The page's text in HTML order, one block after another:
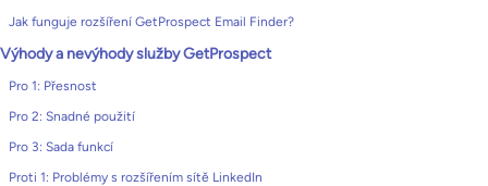
Jak funguje rozšíření GetProspect Email Finder?
Výhody a nevýhody služby GetProspect
Pro 1: Přesnost
Pro 2: Snadné použití
Pro 3: Sada funkcí
Proti 1: Problémy s rozšířením sítě LinkedIn